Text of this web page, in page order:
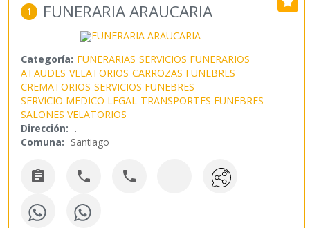
1 FUNERARIA ARAUCARIA
Categoría: FUNERARIAS SERVICIOS FUNERARIOS
ATAUDES VELATORIOS CARROZAS FUNEBRES
CREMATORIOS SERVICIOS FUNEBRES
SERVICIO MEDICO LEGAL TRANSPORTES FUNEBRES
SALONES VELATORIOS
Dirección: .
Comuna: Santiago
  